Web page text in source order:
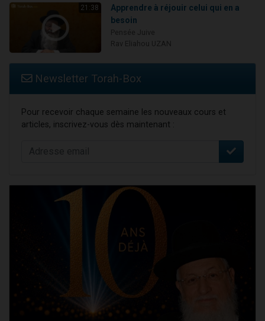
21:38
Apprendre à réjouir celui qui en a
besoin
Newsletter Torah-Box
Pour recevoir chaque semaine les nouveaux cours et
articles, inscrivez-vous dès maintenant :